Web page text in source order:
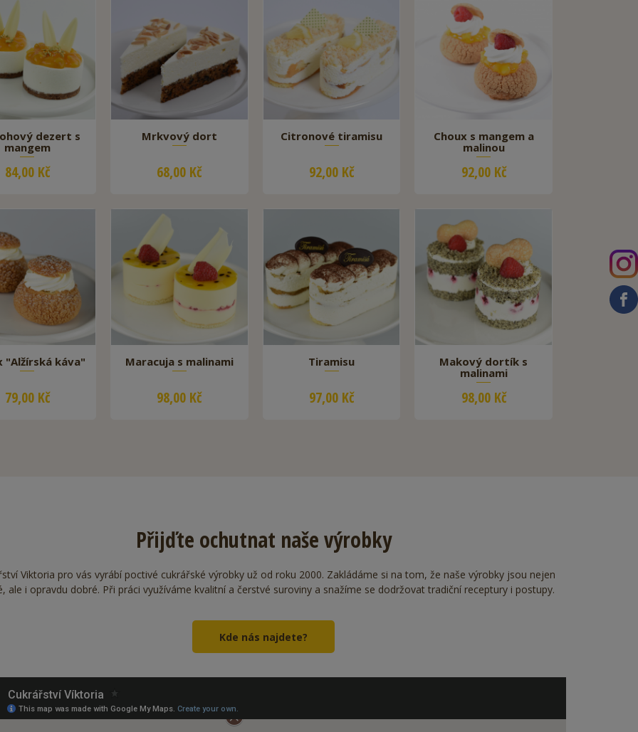
dezert s
mangem
84,00 Kč
Mrkvový dort
68,00 Kč
Citronové tiramisu
92,00 Kč
Choux s mangem a
malinou
92,00 Kč
"Alžírská káva"
79,00 Kč
Maracuja s malinami
98,00 Kč
Tiramisu
97,00 Kč
Makový dortík s
malinami
98,00 Kč
Přijďte ochutnat naše výrobky
Viktoria pro vás vyrábí poctivé cukrářské výrobky už od roku 2000. Zakládáme si na tom, že naše výrobky jsou nejen
ale i opravdu dobré. Při práci využíváme kvalitní a čerstvé suroviny a snažíme se dodržovat tradiční receptury i postupy.
Kde nás najdete?